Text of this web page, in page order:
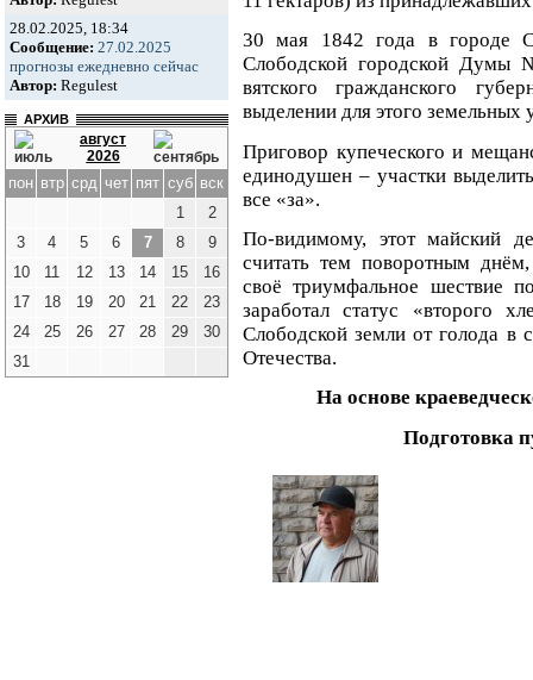
28.02.2025, 18:34
Сообщение: 27.02.2025
прогнозы ежедневно сейчас
Автор: Regulest
АРХИВ
август
2026
пон втр срд чет пят суб вск
1
2
3
4 5 6 7 8
9
10
11 12 13 14 15
16
17
18 19 20 21 22
23
24
25 26 27 28 29
30
31
30 мая 1842 года в городе
Слободской городской Думы
вятского гражданского
выделении для этого земельных
Приговор купеческого и
единодушен – участки
все «за».
По-видимому, этот майский
считать тем поворотным
своё триумфальное шествие
заработал статус «второго
Слободской земли от голода в
Отечества.
На основе
Подготовка